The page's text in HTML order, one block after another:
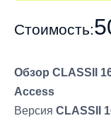
Стоимость:
Обзор CLASSII
Access
Версия CLASSII